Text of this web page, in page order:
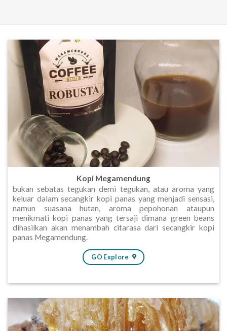
Kopi Megamendung
bukan sebatas tegukan demi tegukan, atau aroma yang
keluar dalam secangkir kopi panas yang menjadi sensasi,
namun suasana hutan, aroma pepohonan ataupun
menikmati kopi panas yang tersaji dimana green beans
dihasilkan akan menambah citarasa dari secangkir kopi
panas Megamendung.
GO Explore